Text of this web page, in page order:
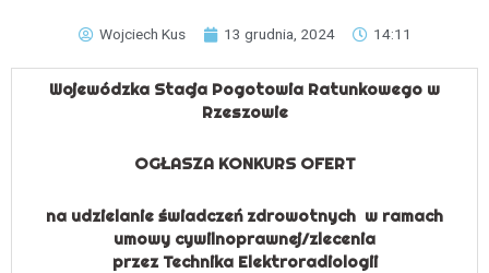
Wojciech Kus 13 grudnia, 2024 14:11
Wojewódzka Stacja Pogotowia Ratunkowego w
Rzeszowie
OGŁASZA KONKURS OFERT
na udzielanie świadczeń zdrowotnych w ramach
umowy cywilnoprawnej/zlecenia
przez Technika Elektroradiologii